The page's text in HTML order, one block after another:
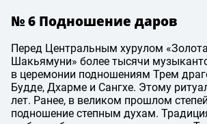
№ 6 Подношение даров
Перед Центральным хурулом
Шакьямуни» более тысячи
в церемонии подношениям Трем
Будде, Дхарме и Сангхе. Этому
лет. Ранее, в великом прошлом
подношение степным духам.